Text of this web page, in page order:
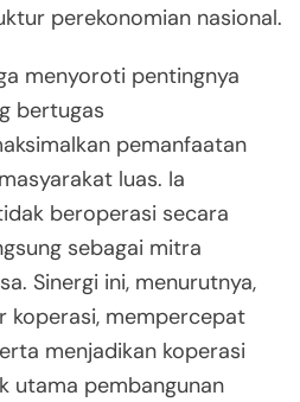
perekonomian nasional.
menyoroti pentingnya
bertugas
pemanfaatan
luas. Ia
beroperasi secara
sebagai mitra
Sinergi ini, menurutnya,
koperasi, mempercepat
menjadikan koperasi
utama pembangunan